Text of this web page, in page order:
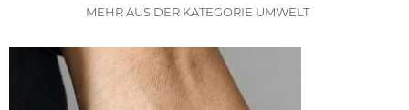
MEHR AUS DER KATEGORIE UMWELT